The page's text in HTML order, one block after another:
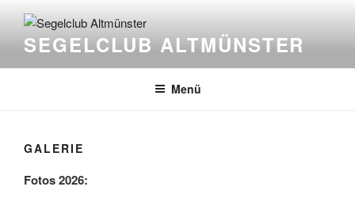
Inhalt
springenSEGELCLUB ALTMÜNSTER
Menü
GALERIE
Fotos 2026: